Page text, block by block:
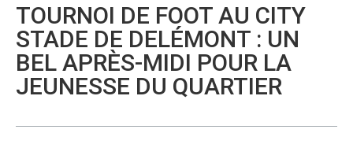
TOURNOI DE FOOT AU CITY
STADE DE DELÉMONT : UN
BEL APRÈS-MIDI POUR LA
JEUNESSE DU QUARTIER